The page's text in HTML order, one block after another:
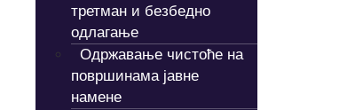
третман и безбедно
одлагање
Одржавање чистоће на
површинама јавне
намене